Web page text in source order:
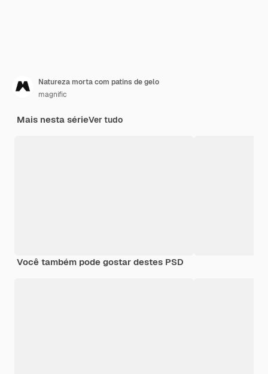
Natureza morta com patins de gelo
magnific
Mais nesta sérieVer tudo
Você também pode gostar destes PSD